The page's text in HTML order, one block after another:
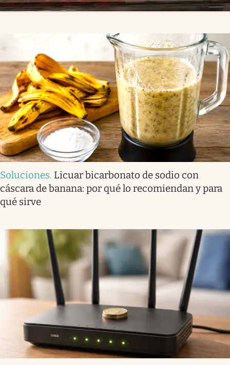
Soluciones. Licuar bicarbonato de sodio con
cáscara de banana: por qué lo recomiendan y para
qué sirve